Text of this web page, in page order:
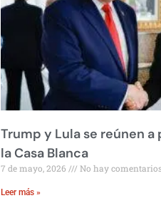
Trump y Lula se reúnen
la Casa Blanca
7 de mayo, 2026 No hay
Leer más »